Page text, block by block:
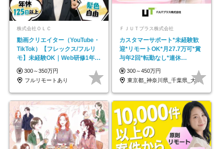
株式会社ＯＬＣ
動画クリエイター（YouTube・
TikTok）【フレックス/フルリ
モ】未経験OK｜Web研修1年間
｜副業OK
300～350万円
フルリモートあり
ＦＪＵＴプラス株式会社
カスタマーサポート*未経験歓
迎*リモートOK*月27.7万可*賞
与年2回*転勤なし*連休
OK/ZE010232
300～450万円
東京都_神奈川県_千葉県_大阪府_愛知県…